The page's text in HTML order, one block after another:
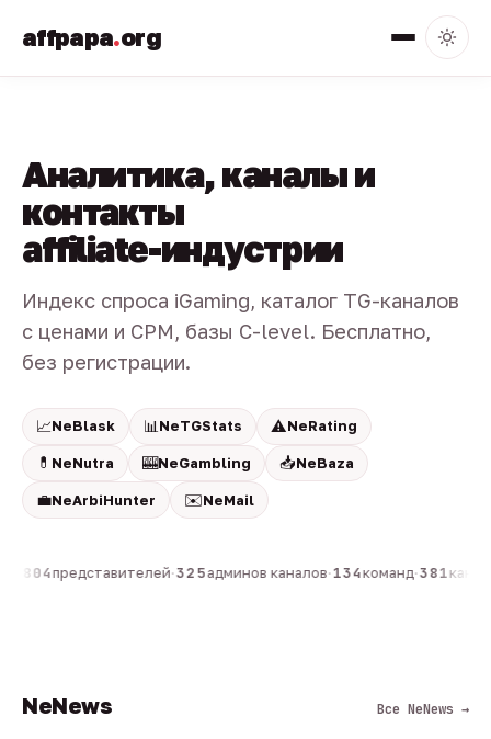
affpapa.org
Аналитика, каналы и
контакты
affiliate-индустрии
Индекс спроса iGaming, каталог TG-каналов
с ценами и CPM, базы C-level. Бесплатно,
без регистрации.
📈NeBlask 📊 NeTGStats ⚠️NeRating
💊 NeNutra 🎰NeGambling 📥NeBaza
💼NeArbiHunter ✉️NeMail
804представителей·325админов каналов·134команд·381
NeNews Все NeNews →